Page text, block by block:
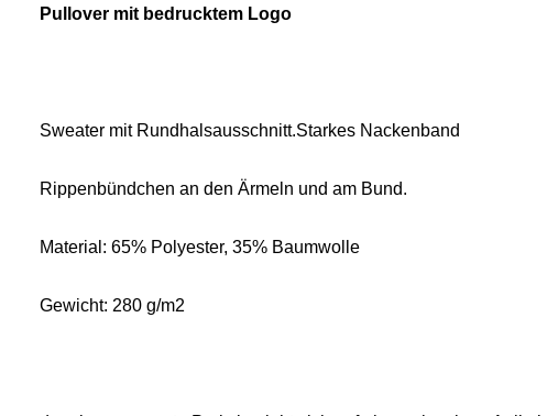
Pullover mit bedrucktem Logo
Sweater mit Rundhalsausschnitt.Starkes Nackenband
Rippenbündchen an den Ärmeln und am Bund.
Material: 65% Polyester, 35% Baumwolle
Gewicht: 280 g/m2